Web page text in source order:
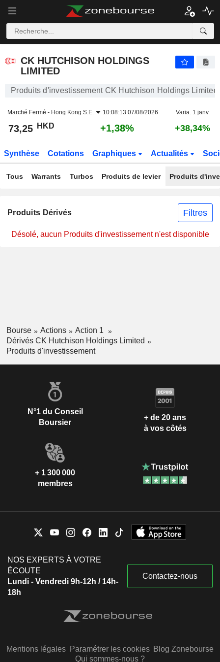
CK HUTCHISON HOLDINGS
LIMITED
Produits d'investissement CK Hutchison Holdings Limited
Marché Fermé - Hong Kong S.E. 10:08:13 07/08/2026 Varia. 1 janv.
73,25 HKD +1,38% +38,34%
Synthèse Cotations Graphiques Actualités
Tous Warrants Turbos Produits de levier Produits
Produits Dérivés Filtres
Désolé, aucun Produits d'investissement n'est disponible
Bourse Actions
Action 1
Dérivés CK Hutchison Holdings Limited
Produits d'investissement
N°1 du Conseil
Boursier
+ de 20 ans
à vos côtés
+ 1 300 000
membres
NOS EXPERTS À VOTRE
ÉCOUTE
Lundi - Vendredi 9h-12h / 14h-
18h
Contactez-nous
Mentions légales Paramétrer les cookies Blog Zonebourse
Qui sommes-nous ?